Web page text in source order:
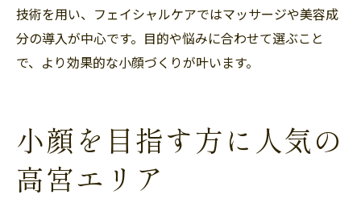
技術を用い、フェイシャルケアではマッサージや美容成
分の導入が中心です。目的や悩みに合わせて選ぶこと
で、より効果的な小顔づくりが叶います。
小顔を目指す方に人気の
高宮エリア